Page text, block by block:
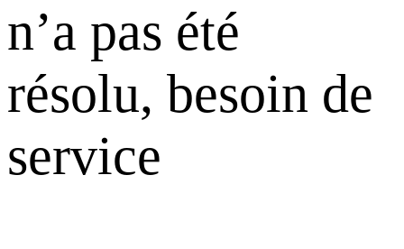
n’a pas été
résolu, besoin de
service